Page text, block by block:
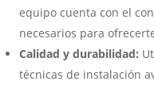
equipo cuenta con el
necesarios para
Calidad y durabilidad:
técnicas de instalación